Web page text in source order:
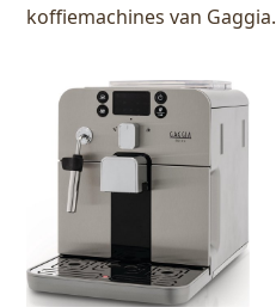
koffiemachines van Gaggia.